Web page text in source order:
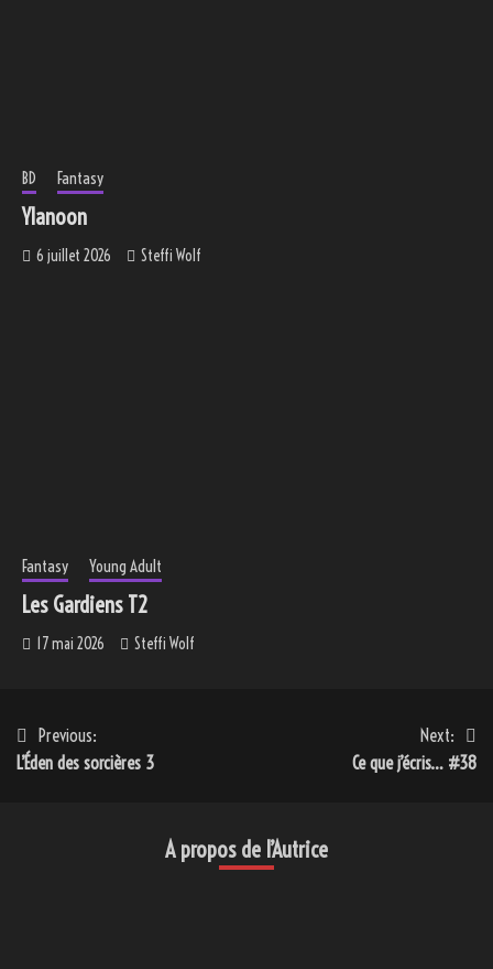
BD Fantasy
Ylanoon
6 juillet 2026 Steffi Wolf
Fantasy Young Adult
Les Gardiens T2
17 mai 2026 Steffi Wolf
Navigation
de
Previous:
L’Éden des sorcières 3
Next:
Ce que j’écris… #38
A propos de l’Autrice